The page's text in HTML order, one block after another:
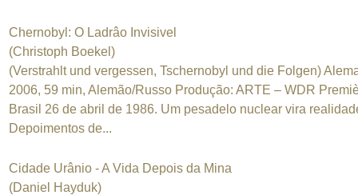
Chernobyl: O Ladrâo Invisivel
(Christoph Boekel)
(Verstrahlt und vergessen, Tschernobyl und die Folgen)
2006, 59 min, Alemão/Russo Produção: ARTE – WDR
Brasil 26 de abril de 1986. Um pesadelo nuclear vira
Depoimentos de...
Cidade Urânio - A Vida Depois da Mina
(Daniel Hayduk)